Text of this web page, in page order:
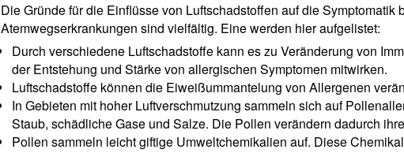
Die Gründe für die Einflüsse von Luftschadstoffen auf die Symptomatik
Atemwegserkrankungen sind vielfältig. Eine werden hier aufgelistet:
Durch verschiedene Luftschadstoffe kann es zu Veränderung von
der Entstehung und Stärke von allergischen Symptomen mitwirken.
Luftschadstoffe können die Eiweißummantelung von Allergenen
In Gebieten mit hoher Luftverschmutzung sammeln sich auf
Staub, schädliche Gase und Salze. Die Pollen verändern dadurch
Pollen sammeln leicht giftige Umweltchemikalien auf. Diese